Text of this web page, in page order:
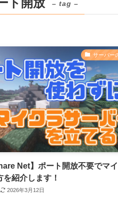
ト開放 – tag –
サーバー
Net】ポート開放不要でマ
を紹介します！
2026年3月12日